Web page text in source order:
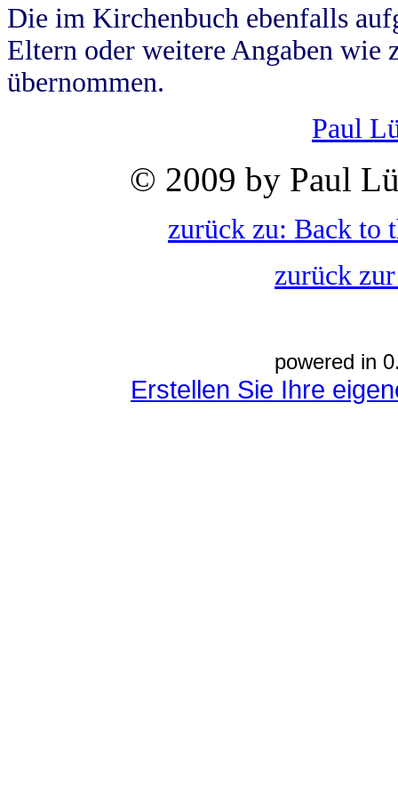
Die im Kirchenbuch ebenfalls
Eltern oder weitere Angaben wie
übernommen.
Paul
© 2009 by Paul
zurück zu: Back to
zurück
powered in
Erstellen Sie Ihre